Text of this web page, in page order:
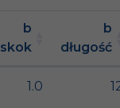
b
skok
b
długość
1.0